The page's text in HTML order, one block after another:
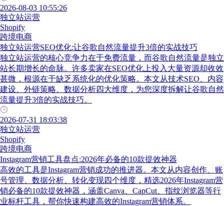
2026-08-03 10:55:26
独立站运营
Shopify
跨境电商
独立站运营SEO优化:让谷歌自然流量提升3倍的实战技巧
独立站运营的核心竞争力在于免费流量，而谷歌自然流量是独立
站长期增长的命脉。许多卖家在SEO优化上投入大量资源却收效
甚微，根源在于缺乏系统化的优化策略。本文从技术SEO、内容
建设、外链策略、数据分析四大维度，为您深度拆解让谷歌自然
流量提升3倍的实战技巧。
2026-07-31 18:03:38
独立站运营
Shopify
跨境电商
Instagram营销工具盘点:2026年必备的10款提效神器
高效的工具是Instagram营销成功的推进器。本文从内容创作、账
号管理、数据分析、转化变现四个维度，精选2026年Instagram营
销必备的10款提效神器，涵盖Canva、CapCut、指纹浏览器等行
业标杆工具，帮你快速构建高效的Instagram营销体系。